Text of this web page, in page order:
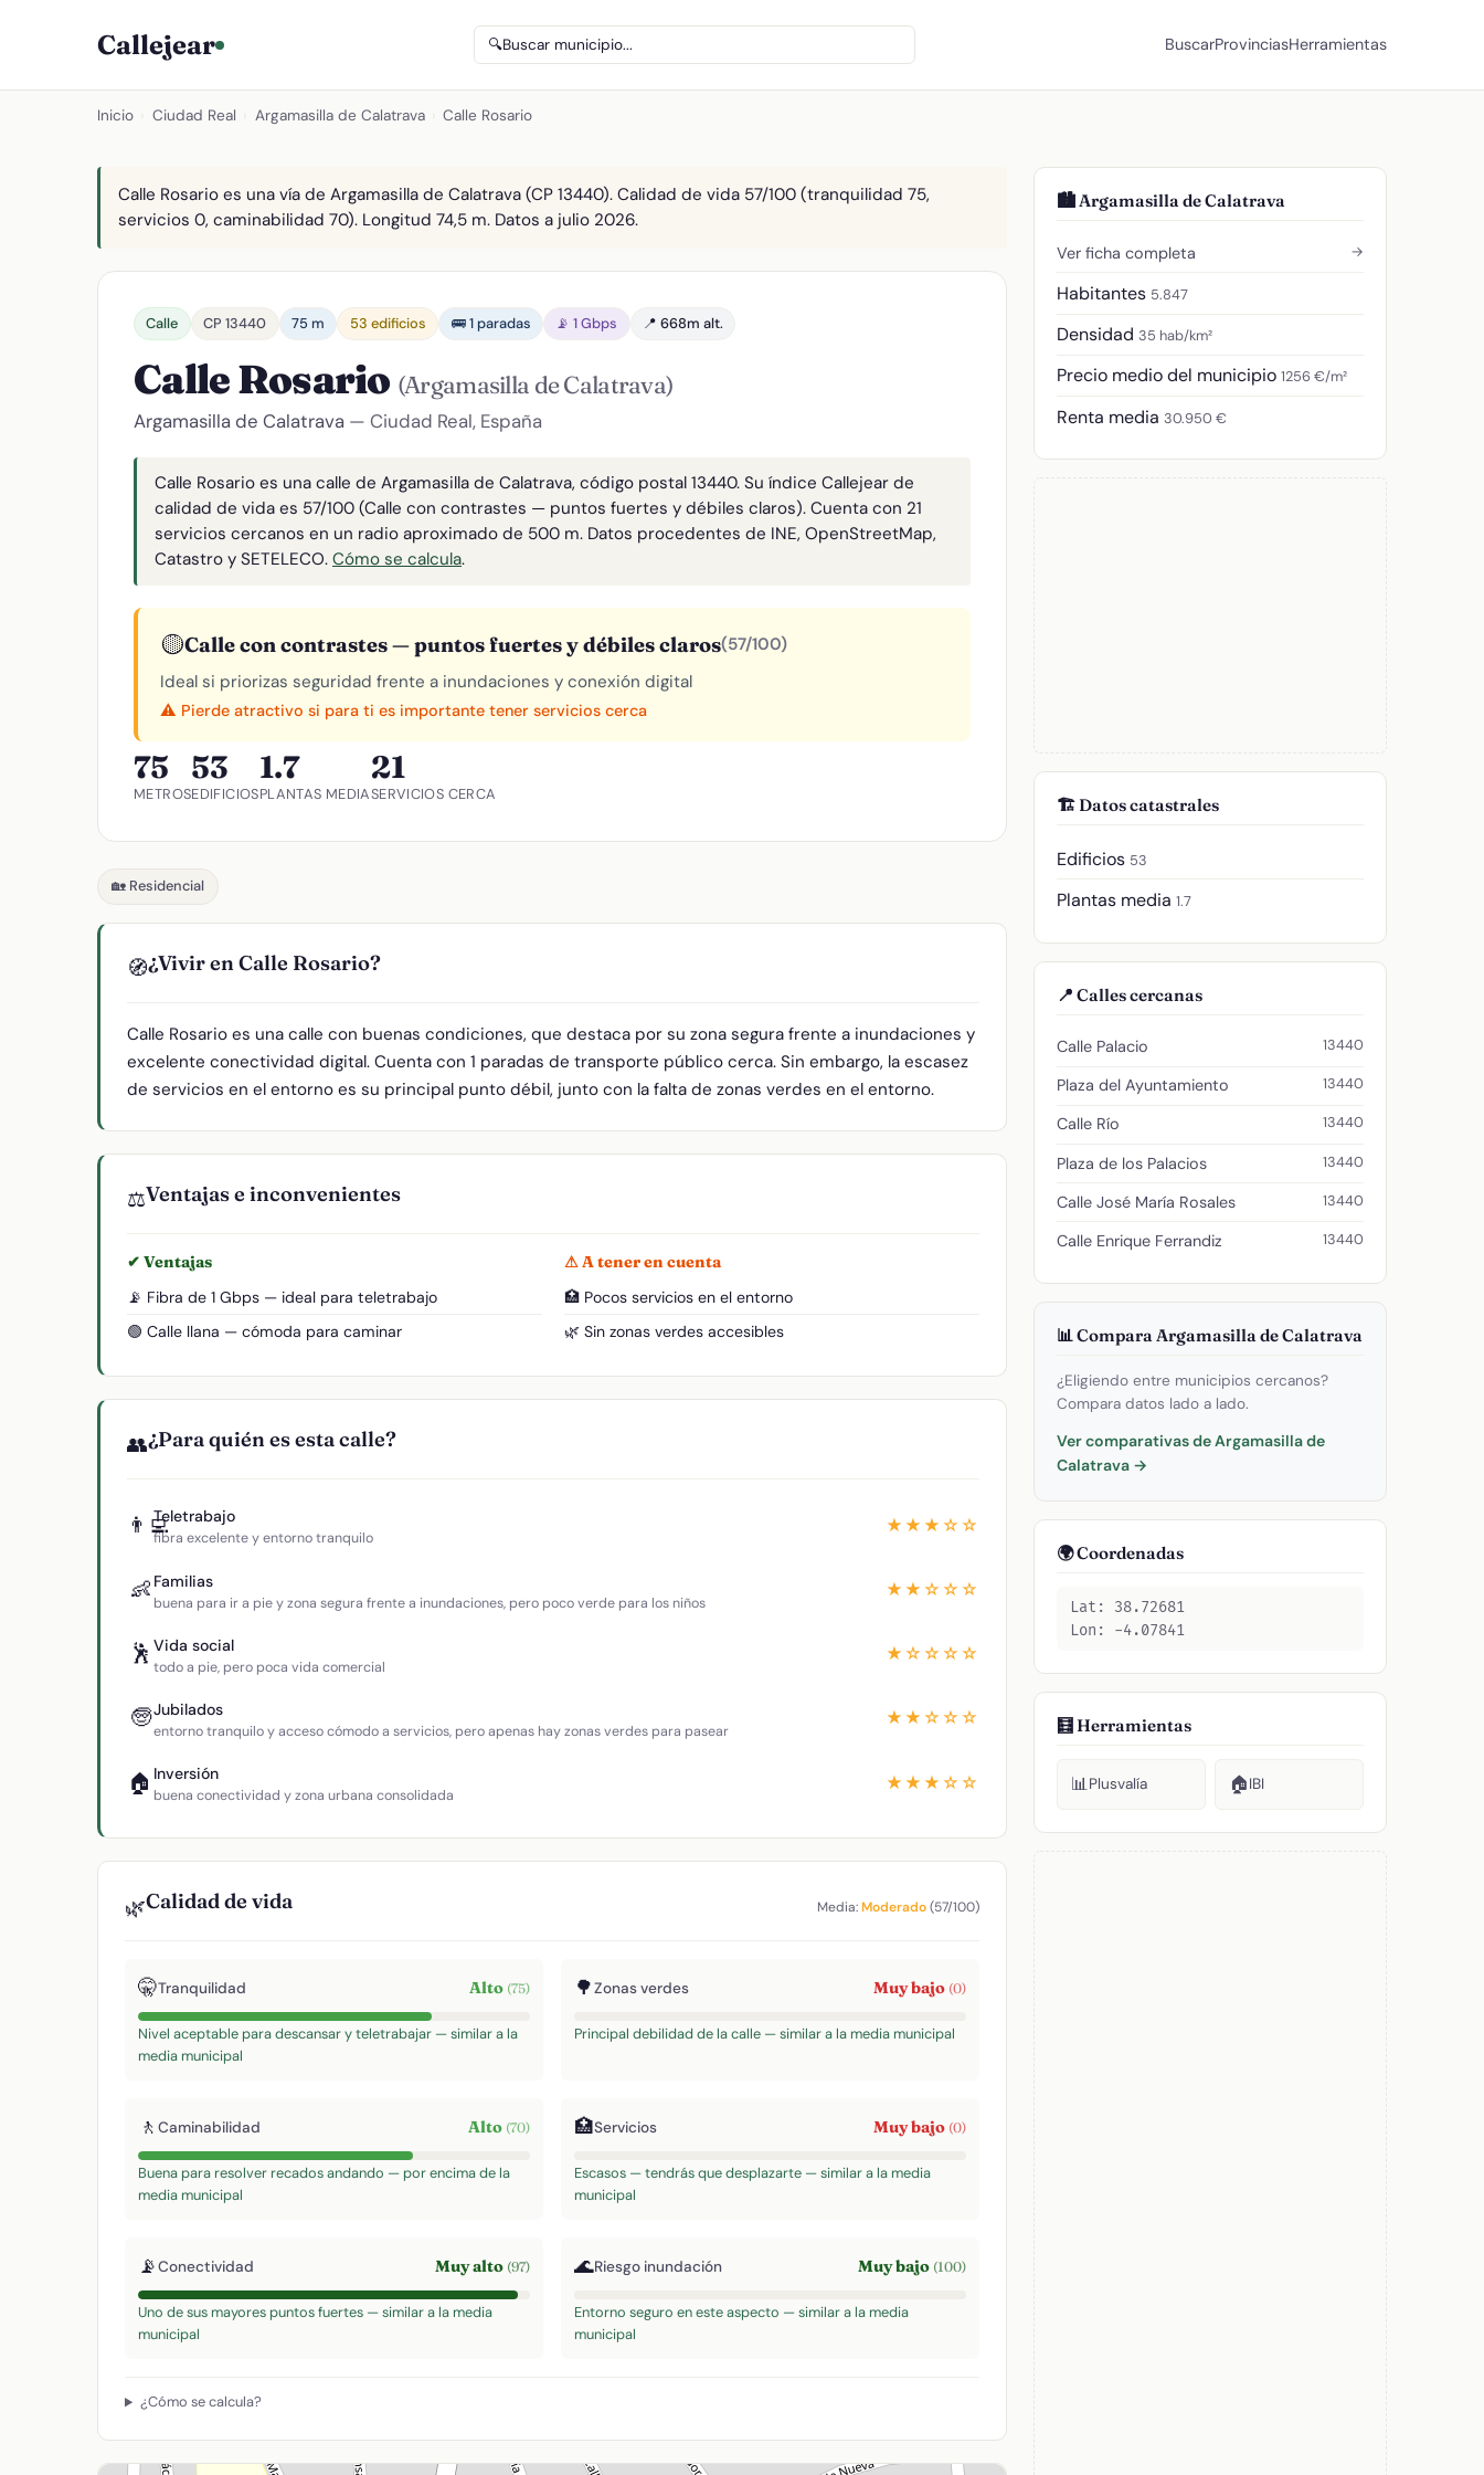
Callejear 🔍Buscar municipio... BuscarProvinciasHerramientas
Inicio Ciudad Real Argamasilla de Calatrava Calle Rosario
Calle Rosario es una vía de Argamasilla de Calatrava (CP 13440). Calidad de vida 57/100 (tranquilidad 75,
servicios 0, caminabilidad 70). Longitud 74,5 m. Datos a julio 2026.
Calle CP 13440 75 m 53 edificios 🚌 1 paradas 📡 1 Gbps 📍 668m alt.
Calle Rosario (Argamasilla de Calatrava)
Argamasilla de Calatrava — Ciudad Real, España
Calle Rosario es una calle de Argamasilla de Calatrava, código postal 13440. Su índice Callejear de
calidad de vida es 57/100 (Calle con contrastes — puntos fuertes y débiles claros). Cuenta con 21
servicios cercanos en un radio aproximado de 500 m. Datos procedentes de INE, OpenStreetMap,
Catastro y SETELECO. Cómo se calcula.
🟡Calle con contrastes — puntos fuertes y débiles claros(57/100)
Ideal si priorizas seguridad frente a inundaciones y conexión digital
⚠️ Pierde atractivo si para ti es importante tener servicios cerca
75
METROS
53
EDIFICIOS
1.7
PLANTAS MEDIA
21
SERVICIOS CERCA
🏡 Residencial
🧭¿Vivir en Calle Rosario?
Calle Rosario es una calle con buenas condiciones, que destaca por su zona segura frente a inundaciones y
excelente conectividad digital. Cuenta con 1 paradas de transporte público cerca. Sin embargo, la escasez
de servicios en el entorno es su principal punto débil, junto con la falta de zonas verdes en el entorno.
⚖️Ventajas e inconvenientes
✔ Ventajas
📡 Fibra de 1 Gbps — ideal para teletrabajo
🟢 Calle llana — cómoda para caminar
⚠ A tener en cuenta
🏥 Pocos servicios en el entorno
🌿 Sin zonas verdes accesibles
👥¿Para quién es esta calle?
👨‍💻Teletrabajo
fibra excelente y entorno tranquilo
★★★☆☆
👶 Familias
buena para ir a pie y zona segura frente a inundaciones, pero poco verde para los niños
★★☆☆☆
🕺 Vida social
todo a pie, pero poca vida comercial
★☆☆☆☆
🧓Jubilados
entorno tranquilo y acceso cómodo a servicios, pero apenas hay zonas verdes para pasear
★★☆☆☆
🏠 Inversión
buena conectividad y zona urbana consolidada
★★★☆☆
🌿Calidad de vida Media:Moderado(57/100)
🤫Tranquilidad Alto (75)
Nivel aceptable para descansar y teletrabajar — similar a la
media municipal
🌳Zonas verdes Muy bajo (0)
Principal debilidad de la calle — similar a la media municipal
🚶 Caminabilidad Alto (70)
Buena para resolver recados andando — por encima de la
media municipal
🏥Servicios Muy bajo (0)
Escasos — tendrás que desplazarte — similar a la media
municipal
📡Conectividad Muy alto (97)
Uno de sus mayores puntos fuertes — similar a la media
municipal
🌊Riesgo inundación Muy bajo (100)
Entorno seguro en este aspecto — similar a la media
municipal
¿Cómo se calcula?
🏙️ Argamasilla de Calatrava
Ver ficha completa →
Habitantes 5.847
Densidad 35 hab/km²
Precio medio del municipio 1256 €/m²
Renta media 30.950 €
🏗️ Datos catastrales
Edificios 53
Plantas media 1.7
📍 Calles cercanas
Calle Palacio 13440
Plaza del Ayuntamiento 13440
Calle Río 13440
Plaza de los Palacios 13440
Calle José María Rosales 13440
Calle Enrique Ferrandiz 13440
📊 Compara Argamasilla de Calatrava
¿Eligiendo entre municipios cercanos?
Compara datos lado a lado.
Ver comparativas de Argamasilla de
Calatrava →
🌍 Coordenadas
Lat: 38.72681
Lon: -4.07841
🧮 Herramientas
📊Plusvalía 🏠IBI